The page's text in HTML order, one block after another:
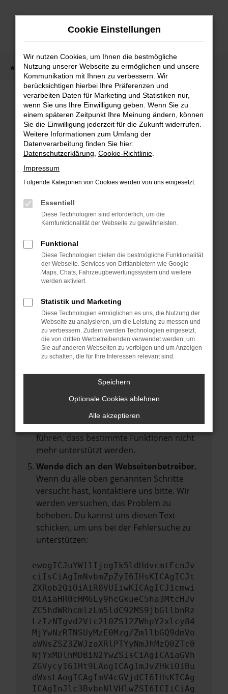
Zum
Startseite Fahrzeugangebote Fahrzeugmarkt
Fahrzeugmarkt
Fehler: Network Error
Beim Laden ist ein Fehler aufgetreten.
Hier sind ein paar Tipps, die dir helfen können:
Überprüfe deine Firewall und deine
Internetverbindung.
deine Suchmaschine?
Prüfe deine Browsererweiterungen.
Manche Erweiterungen, wie Werbeblocker,
können das Laden bestimmter Seiten
anderen Browser oder in einem privaten
Fenster?
Starte dein Gerät neu.
Das kann manchmal helfen,
vorübergehende Probleme zu beheben.
Stelle sicher, dass dein Browser und dein
Betriebssystem auf dem neuesten Stand
Veraltete Software birgt nicht nur ein
Sicherheitsrisiko, sondern kann auch dazu
führen, dass bestimmte Funktionen nicht
mehr unterstützt werden.
Wende dich an den Webseitenbetreiber.
Wenn du alle oben genannten Schritte
versucht hast, kontaktiere uns bitte. Wir
werden versuchen, das Problem zu
beheben. Du kannst uns diesen Text
schicken, um uns bei der Fehlersuche zu
unterstützen:
ewogICJuYW1lIjogIk5ldHdvcmtFcnJv
ciIsCiAgImNvbmZpZyI6IHsKICAgICJt
ZXRob2QiOiAiR0VUIiwKICAgICJ1cmwi
OiAiaHR0cHM6Ly9hcGkueC5ha3MtcHJv
ZC5hdWRhcmlzLm5ldC92MS9jbGllbnRz
LzIzNTgvd2Vic2l0ZS12ZWhpY2xlcy84
MjYwNzRTNSUyMzE0Mzg/ZmllbGQ9dmVo
aWNsZSZ3ZWJzaXRlPTYyNmJhMzQ0ZTc0
NjYxMDlhMDBiN2YwZSIsCiAgICAiaGVh
ZGVycyI6IHt9LAogICAgImJvZHkiOiBu
dWxsLAogICAgImV4cGVjdCI6IHsKICAg
ICAgInJlc3BvbnNlVHlwZSI6ICIiCiAg
Cookie Einstellungen
Wir nutzen Cookies, um Ihnen die bestmögliche
Nutzung unserer Webseite zu ermöglichen und unsere
Kommunikation mit Ihnen zu verbessern. Wir
berücksichtigen hierbei Ihre Präferenzen und
verarbeiten Daten für Marketing und Statistiken nur,
wenn Sie uns Ihre Einwilligung geben. Wenn Sie zu
einem späteren Zeitpunkt Ihre Meinung ändern, können
Sie die Einwilligung jederzeit für die Zukunft widerrufen.
Weitere Informationen zum Umfang der
Datenverarbeitung finden Sie hier:
Datenschutzerklärung Cookie-Richtlinie
Impressum
Folgende Kategorien von Cookies werden von uns eingesetzt:
Essentiell
Diese Technologien sind erforderlich, um die
Kernfunktionalität der Webseite zu gewährleisten.
Funktional
Diese Technologien bieten die bestmögliche Funktionalität
der Webseite. Services von Drittanbietern wie Google
Maps, Chats, Fahrzeugbewertungssystem und weitere
werden aktiviert.
Statistik und Marketing
Diese Technologien ermöglichen es uns, die Nutzung der
Webseite zu analysieren, um die Leistung zu messen und
zu verbessern. Zudem werden Technologien eingesetzt,
die von dritten Werbetreibenden verwendet werden, um
Sie auf anderen Webseiten zu verfolgen und um Anzeigen
zu schalten, die für Ihre Interessen relevant sind.
Speichern
Optionale Cookies ablehnen
Alle akzeptieren